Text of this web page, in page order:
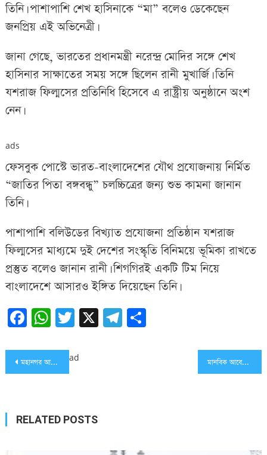
তিনি। পাশাপাশি শেখ হাসিনাকে “মা” বলেও ডেকেছেন
জনপ্রিয় এই অভিনেত্রী।
জানা গেছে, ভারতের প্রধানমন্ত্রী নরেন্দ্র মোদির সঙ্গে শেখ
হাসিনার সাক্ষাতের সময় সঙ্গে ছিলেন রানী মুখার্জি। তিনি
যশরাজ ফিল্মসের প্রতিনিধি হিসেবে এ রাষ্ট্রীয় অনুষ্ঠানে অংশ
নেন।
ads
ফেসবুক পোস্টে ভারত-বাংলাদেশের যৌথ প্রযোজনায় নির্মিত
“জাতির পিতা বঙ্গবন্ধু” চলচ্চিত্রের জন্য শুভ কামনাজানান
তিনি।
পাশাপাশি বলিউডের বিখ্যাত প্রযোজনা প্রতিষ্ঠান যশরাজ
ফিল্মসের মাধ্যমে দুই দেশের সংস্কৃতি বিনিময়ে ভূমিকা রাখতে
প্রস্তুত বলেও জানান রানী। শিগগিরই একটি টিম নিয়ে
বাংলাদেশে আসারও ইঙ্গিত দিয়েছেন তিনি।
Facebook
WhatsApp
Twitter
X Telegram
Share
Post
মহানগর আওয়ামী লীগকে বাংলাদেশের মডেল হিসেবে গড়ে তুলতে চাই: এমপি বাহার মানবিক আবেদন: পঙ্গু সাত্তারের চিকিৎসায় এগিয়ে আসুন
ad
RELATED POSTS